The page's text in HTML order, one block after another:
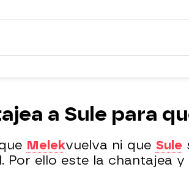
a Sule para
Melekvuelva ni que Sule
Por ello este la chantajea